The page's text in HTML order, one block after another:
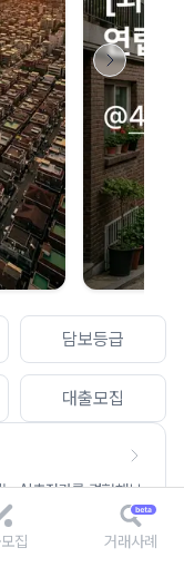
담보등급
대출모집
AI추정가를 경험해보
불러올 수 없습니다.
다.
집 거래사례